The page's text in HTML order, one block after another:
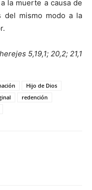
la muerte a causa de
del mismo modo a la
5,19,1; 20,2; 21,1
Hijo de Dios
redención